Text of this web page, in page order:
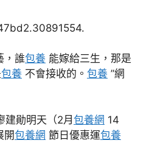
，誰包養 能嫁給三生，那是
包養 不會接收的。 包養 ”網
勛明天（2月 包養網 14
開包養網 節日優惠運包養